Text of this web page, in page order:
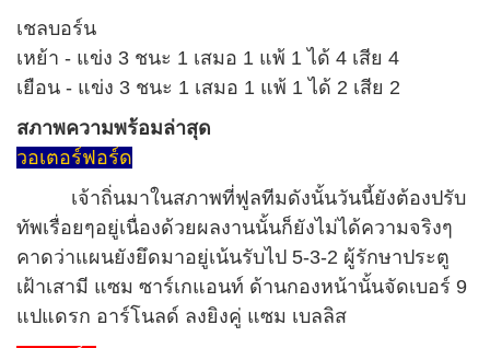
เชลบอร์น
เหย้า - แข่ง 3 ชนะ 1 เสมอ 1 แพ้ 1 ได้ 4 เสีย 4
เยือน - แข่ง 3 ชนะ 1 เสมอ 1 แพ้ 1 ได้ 2 เสีย 2
สภาพความพร้อมล่าสุด
วอเตอร์ฟอร์ด
เจ้าถิ่นมาในสภาพที่ฟูลทีมดังนั้นวันนี้ยังต้องปรับ
ทัพเรื่อยๆอยู่เนื่องด้วยผลงานนั้นก็ยังไม่ได้ความจริงๆ
คาดว่าแผนยังยึดมาอยู่เน้นรับไป 5-3-2 ผู้รักษาประตู
เฝ้าเสามี แซม ซาร์เกแอนท์ ด้านกองหน้านั้นจัดเบอร์ 9
แปแดรก อาร์โนลด์ ลงยิงคู่ แซม เบลลิส